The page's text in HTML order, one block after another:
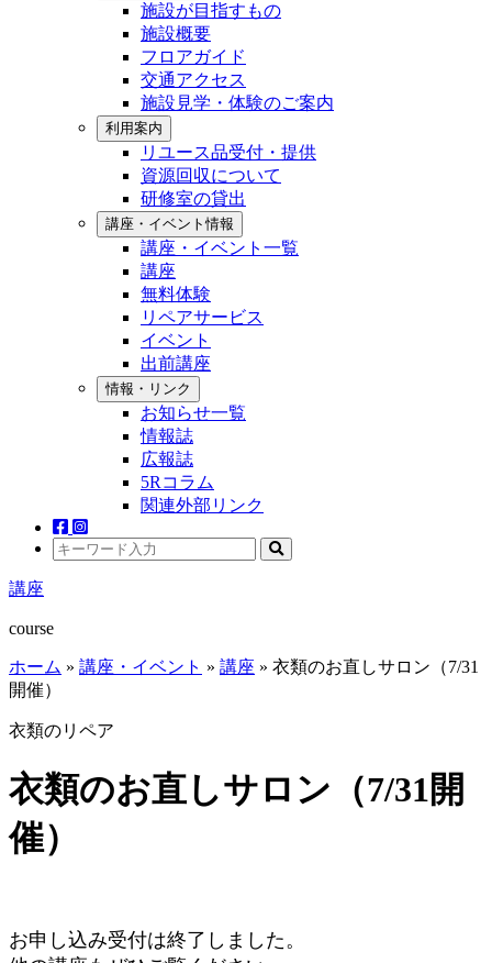
施設が目指すもの
施設概要
フロアガイド
交通アクセス
施設見学・体験のご案内
利用案内
リユース品受付・提供
資源回収について
研修室の貸出
講座・イベント情報
講座・イベント一覧
講座
無料体験
リペアサービス
イベント
出前講座
情報・リンク
お知らせ一覧
情報誌
広報誌
5Rコラム
関連外部リンク
講座
course
ホーム » 講座・イベント » 講座 » 衣類のお直しサロン（7/31
開催）
衣類のリペア
衣類のお直しサロン（7/31開
催）
お申し込み受付は終了しました。